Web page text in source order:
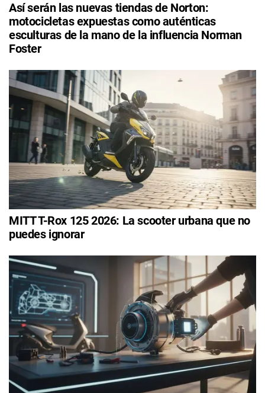
Así serán las nuevas tiendas de Norton:
motocicletas expuestas como auténticas
esculturas de la mano de la influencia Norman
Foster
MITT T-Rox 125 2026: La scooter urbana que no
puedes ignorar